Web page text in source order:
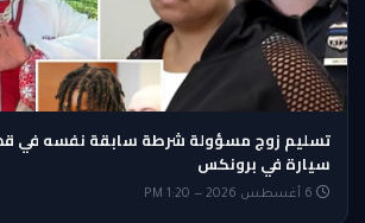
تسليم زوج مسؤولة شرطة سابقة نفسه في
سيارة في برونكس